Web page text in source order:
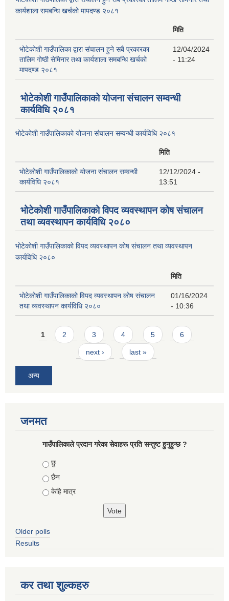
कार्यशाला समबन्धि खर्चको मापदण्ड २०८१
मिति
भोटेकोशी गाउँपालिका द्वारा संचालन हुने सबै प्रकारका
तालिम गोष्ठी सेमिनार तथा कार्यशाला समबन्धि खर्चको
मापदण्ड २०८१
12/04/2024
- 11:24
भोटेकोशी गाउँपालिकाको योजना संचालन सम्वन्धी
कार्यविधि २०८१
भोटेकोशी गाउँपालिकाको योजना संचालन सम्वन्धी कार्यविधि २०८१
मिति
भोटेकोशी गाउँपालिकाको योजना संचालन सम्वन्धी
कार्यविधि २०८१
12/12/2024 -
13:51
भोटेकोशी गाउँपालिकाको विपद व्यवस्थापन कोष संचालन
तथा व्यवस्थापन कार्यविधि २०८०
भोटेकोशी गाउँपालिकाको विपद व्यवस्थापन कोष संचालन तथा व्यवस्थापन
कार्यविधि २०८०
मिति
भोटेकोशी गाउँपालिकाको विपद व्यवस्थापन कोष संचालन
तथा व्यवस्थापन कार्यविधि २०८०
01/16/2024
- 10:36
Pages
1 2 3 4 5 6
next › last »
अन्य
जनमत
गाउँपालिकाले प्रदान गरेका सेवाहरू प्रति सन्तुष्ट हुनुहुन्छ ?
Choices
छु
छैन
केहि मात्र
Older polls
Results
कर तथा शुल्कहरु